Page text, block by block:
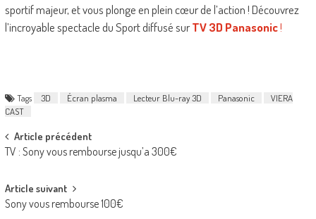
sportif majeur, et vous plonge en plein cœur de l’action ! Découvrez
l’incroyable spectacle du Sport diffusé surTV 3D Panasonic!
Tags 3D Écran plasma Lecteur Blu-ray 3D Panasonic
VIERA
CAST
Post
navigation
Article précédent
TV : Sony vous rembourse jusqu’a 300€
Article suivant
Sony vous rembourse 100€